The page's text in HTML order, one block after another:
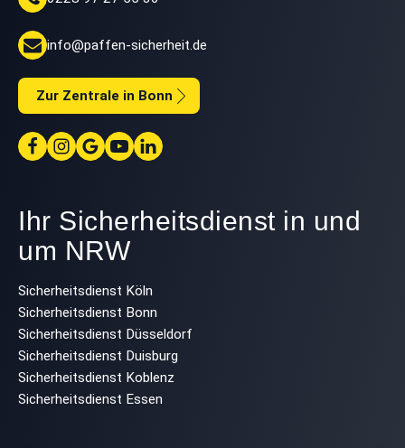
info@paffen-sicherheit.de
Zur Zentrale in Bonn
Ihr Sicherheitsdienst in und
um NRW
Sicherheitsdienst Köln
Sicherheitsdienst Bonn
Sicherheitsdienst Düsseldorf
Sicherheitsdienst Duisburg
Sicherheitsdienst Koblenz
Sicherheitsdienst Essen